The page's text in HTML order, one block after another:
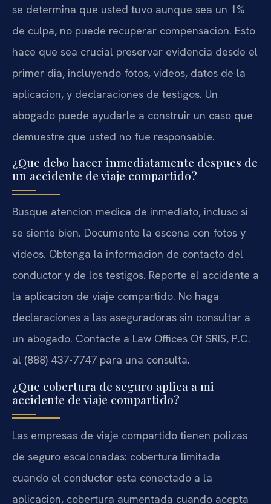
se determina que usted tuvo aunque sea un 1%
de culpa, no puede recuperar compensacion. Esto
hace que sea crucial preservar evidencia desde el
primer dia, incluyendo fotos, videos, datos de la
aplicacion, y declaraciones de testigos. Un
abogado puede ayudarle a construir un caso que
demuestre que usted no fue responsable.
¿Que debo hacer inmediatamente despues de
un accidente de viaje compartido?
Busque atencion medica de inmediato, incluso si
se siente bien. Documente la escena con fotos y
videos. Obtenga la informacion de contacto del
conductor y de los testigos. Reporte el accidente a
la aplicacion de viaje compartido. No haga
declaraciones a las aseguradoras sin consultar a
un abogado. Contacte a Law Offices Of SRIS, P.C.
al (888) 437-7747 para una consulta.
¿Que cobertura de seguro aplica a mi
accidente de viaje compartido?
Las empresas de viaje compartido tienen polizas
de seguro escalonadas: cobertura limitada
cuando el conductor esta conectado a la
aplicacion, cobertura aumentada cuando acepta